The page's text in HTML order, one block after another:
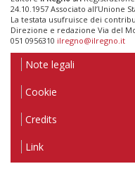
24.10.1957 Associato all’Unione
La testata usufruisce dei
Direzione e redazione Via del
051 0956310 ilregno@ilregno.it
Note legali
Cookie
Credits
Link